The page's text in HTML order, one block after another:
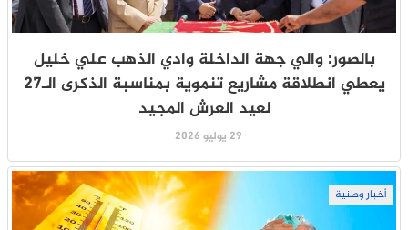
بالصور: والي جهة الداخلة وادي الذهب علي خليل
يعطي انطلاقة مشاريع تنموية بمناسبة الذكرى الـ27
لعيد العرش المجيد
29 يوليو 2026
أخبار وطنية